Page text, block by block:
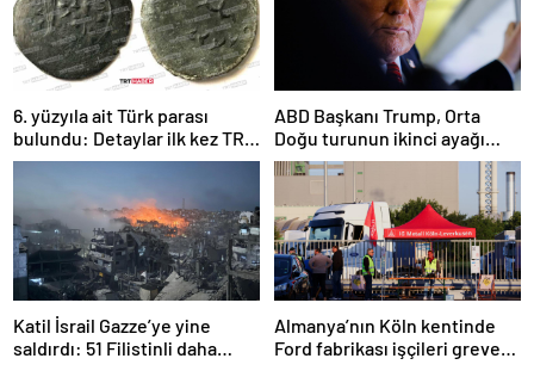
6. yüzyıla ait Türk parası
bulundu: Detaylar ilk kez TRT
Haber’de
ABD Başkanı Trump, Orta
Doğu turunun ikinci ayağı
Katar’da
Katil İsrail Gazze’ye yine
saldırdı: 51 Filistinli daha
Almanya’nın Köln kentinde
Ford fabrikası işçileri greve